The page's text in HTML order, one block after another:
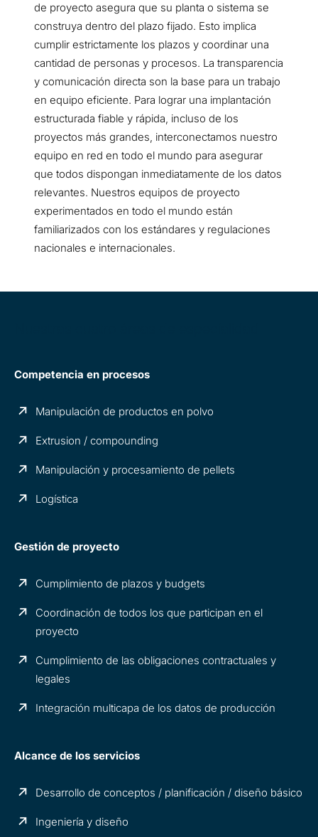
de proyecto asegura que su planta o sistema se
construya dentro del plazo fijado. Esto implica
cumplir estrictamente los plazos y coordinar una
cantidad de personas y procesos. La transparencia
y comunicación directa son la base para un trabajo
en equipo eficiente. Para lograr una implantación
estructurada fiable y rápida, incluso de los
proyectos más grandes, interconectamos nuestro
equipo en red en todo el mundo para asegurar
que todos dispongan inmediatamente de los datos
relevantes. Nuestros equipos de proyecto
experimentados en todo el mundo están
familiarizados con los estándares y regulaciones
nacionales e internacionales.
Competencia en procesos
Manipulación de productos en polvo
Extrusion / compounding
Manipulación y procesamiento de pellets
Logística
Gestión de proyecto
Cumplimiento de plazos y budgets
Coordinación de todos los que participan en el
proyecto
Cumplimiento de las obligaciones contractuales y
legales
Integración multicapa de los datos de producción
Alcance de los servicios
Desarrollo de conceptos / planificación / diseño básico
Ingeniería y diseño